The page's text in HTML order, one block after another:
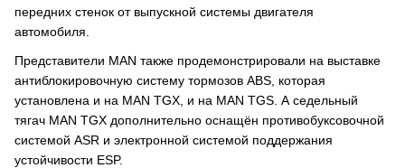
передних стенок от выпускной системы двигателя
автомобиля.
Представители MAN также продемонстрировали на выставке
антиблокировочную систему тормозов ABS, которая
установлена и на MAN TGX, и на MAN TGS. А седельный
тягач MAN TGX дополнительно оснащён противобуксовочной
системой ASR и электронной системой поддержания
устойчивости ESP.